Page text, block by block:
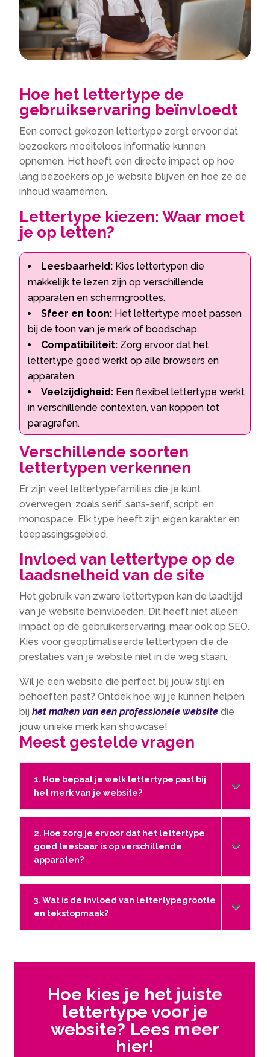
Hoe het lettertype de
gebruikservaring beïnvloedt
Een correct gekozen lettertype zorgt ervoor dat
bezoekers moeiteloos informatie kunnen
opnemen.​ Het heeft een directe impact op hoe
lang bezoekers op je website blijven en hoe ze de
inhoud waarnemen.​
Lettertype kiezen: Waar moet
je op letten?
Leesbaarheid: Kies lettertypen die
makkelijk te lezen zijn op verschillende
apparaten en schermgroottes.​
Sfeer en toon: Het lettertype moet passen
bij de toon van je merk of boodschap.​
Compatibiliteit: Zorg ervoor dat het
lettertype goed werkt op alle browsers en
apparaten.​
Veelzijdigheid: Een flexibel lettertype werkt
in verschillende contexten, van koppen tot
paragrafen.​
Verschillende soorten
lettertypen verkennen
Er zijn veel lettertypefamilies die je kunt
overwegen, zoals serif, sans-serif, script, en
monospace.​ Elk type heeft zijn eigen karakter en
toepassingsgebied.​
Invloed van lettertype op de
laadsnelheid van de site
Het gebruik van zware lettertypen kan de laadtijd
van je website beïnvloeden.​ Dit heeft niet alleen
impact op de gebruikerservaring, maar ook op SEO.​
Kies voor geoptimaliseerde lettertypen die de
prestaties van je website niet in de weg staan.​
Wil je een website die perfect bij jouw stijl en
behoeften past? Ontdek hoe wij je kunnen helpen
bijhet maken van een professionele website die
jouw unieke merk kan showcase!
Meest gestelde vragen
1. Hoe bepaal je welk lettertype past bij
het merk van je website?
2. Hoe zorg je ervoor dat het lettertype
goed leesbaar is op verschillende
apparaten?
3. Wat is de invloed van lettertypegrootte
en tekstopmaak?
Hoe kies je het juiste
lettertype voor je
website? Lees meer
hier!